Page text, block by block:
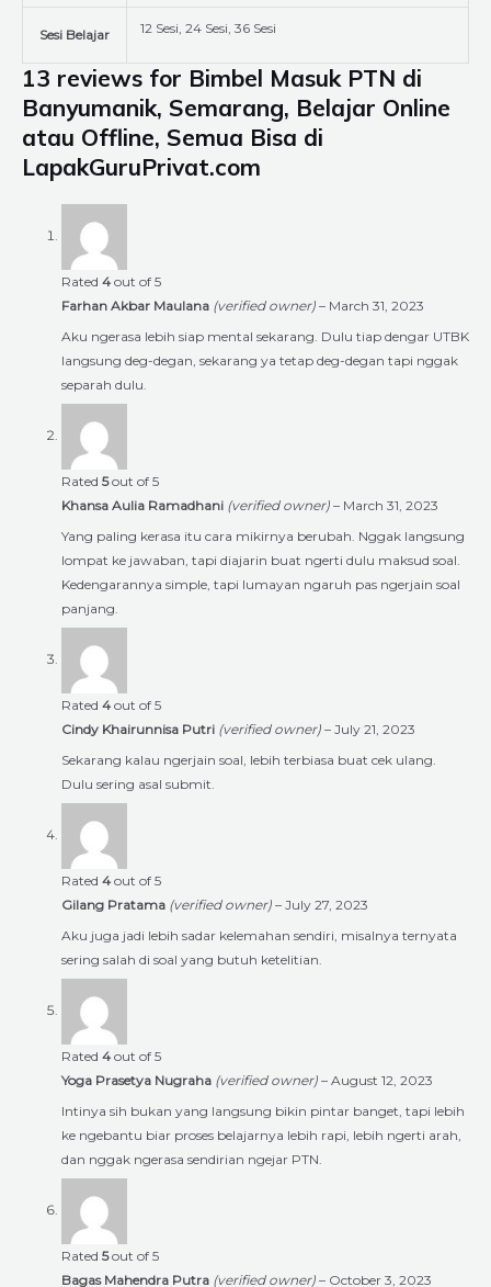
Sesi Belajar 12 Sesi, 24 Sesi, 36 Sesi
13 reviews for Bimbel Masuk PTN di
Banyumanik, Semarang, Belajar Online
atau Offline, Semua Bisa di
LapakGuruPrivat.com
Rated 4 out of 5
Farhan Akbar Maulana (verified owner) – March 31, 2023
Aku ngerasa lebih siap mental sekarang. Dulu tiap dengar UTBK
langsung deg-degan, sekarang ya tetap deg-degan tapi nggak
separah dulu.
Rated 5out of 5
Khansa Aulia Ramadhani (verified owner) – March 31, 2023
Yang paling kerasa itu cara mikirnya berubah. Nggak langsung
lompat ke jawaban, tapi diajarin buat ngerti dulu maksud soal.
Kedengarannya simple, tapi lumayan ngaruh pas ngerjain soal
panjang.
Rated 4 out of 5
Cindy Khairunnisa Putri (verified owner) – July 21, 2023
Sekarang kalau ngerjain soal, lebih terbiasa buat cek ulang.
Dulu sering asal submit.
Rated 4 out of 5
Gilang Pratama (verified owner) – July 27, 2023
Aku juga jadi lebih sadar kelemahan sendiri, misalnya ternyata
sering salah di soal yang butuh ketelitian.
Rated 4 out of 5
Yoga Prasetya Nugraha (verified owner) – August 12, 2023
Intinya sih bukan yang langsung bikin pintar banget, tapi lebih
ke ngebantu biar proses belajarnya lebih rapi, lebih ngerti arah,
dan nggak ngerasa sendirian ngejar PTN.
Rated 5out of 5
Bagas Mahendra Putra (verified owner) – October 3, 2023